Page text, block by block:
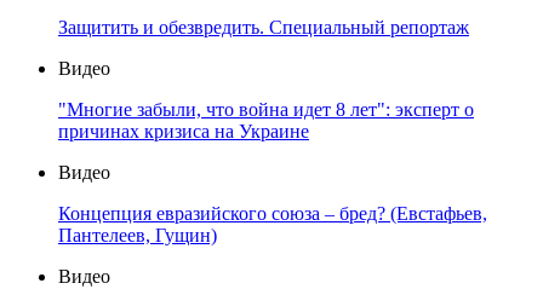
Защитить и обезвредить. Специальный репортаж
Видео
"Многие забыли, что война идет 8 лет": эксперт о
причинах кризиса на Украине
Видео
Концепция евразийского союза – бред? (Евстафьев,
Пантелеев, Гущин)
Видео